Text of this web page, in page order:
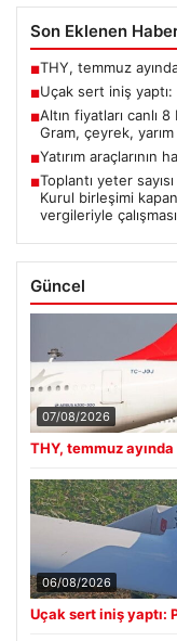
Son Eklenen
■THY, temmuz
■Uçak sert iniş yaptı:
■Altın fiyatları canlı
Gram, çeyrek, yarım
■Yatırım araçlarının
■Toplantı yeter
Kurul birleşimi
vergileriyle
Güncel
07/08/2026
THY, temmuz
06/08/2026
Uçak sert iniş yaptı: